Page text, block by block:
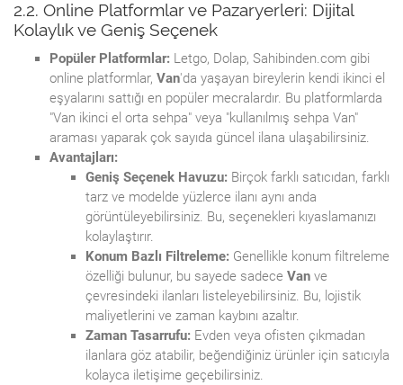
2.2. Online Platformlar ve Pazaryerleri: Dijital
Kolaylık ve Geniş Seçenek
Popüler Platformlar: Letgo, Dolap, Sahibinden.com gibi
online platformlar, Van'da yaşayan bireylerin kendi ikinci el
eşyalarını sattığı en popüler mecralardır. Bu platformlarda
"Van ikinci el orta sehpa" veya "kullanılmış sehpa Van"
araması yaparak çok sayıda güncel ilana ulaşabilirsiniz.
Avantajları:
Geniş Seçenek Havuzu: Birçok farklı satıcıdan, farklı
tarz ve modelde yüzlerce ilanı aynı anda
görüntüleyebilirsiniz. Bu, seçenekleri kıyaslamanızı
kolaylaştırır.
Konum Bazlı Filtreleme: Genellikle konum filtreleme
özelliği bulunur, bu sayede sadece Van ve
çevresindeki ilanları listeleyebilirsiniz. Bu, lojistik
maliyetlerini ve zaman kaybını azaltır.
Zaman Tasarrufu: Evden veya ofisten çıkmadan
ilanlara göz atabilir, beğendiğiniz ürünler için satıcıyla
kolayca iletişime geçebilirsiniz.